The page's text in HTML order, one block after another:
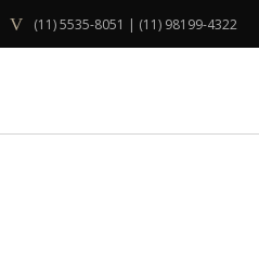
(11) 5535-8051 | (11) 98199-4322